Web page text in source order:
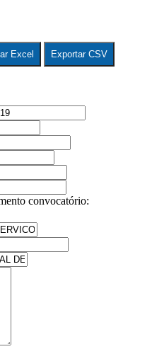
Excel Exportar CSV
convocatório: